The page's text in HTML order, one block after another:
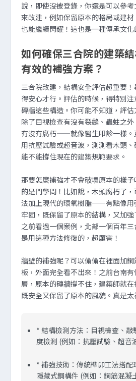
說，即使沒被登錄，你還是可以參
來改建，例如保留原本的格局或建
也能繼續閃耀！這也是一種傳承文化
如何確保三合院的建築
有效的補強方案？
三合院改建，結構安全評估超重要
得安心才行。評估的時候，得特別注
磚牆這些構造。你可能不知道，評估
除了目視檢查有沒有裂縫、蟲蛀之
有沒有腐朽——就像醫生叩診一樣。
用抗壓試驗或超音波，測測看木頭、
能不能撐住現在的建築規範要求。
那要怎麼補強才不會破壞原本的樣
的是門學問！比如說，木頭腐朽了
法加上現代的環氧樹脂——有點像用
牢固，既保留了原本的結構，又加
之前看過一個案例，北部一個百年
是用這種方法修復的，超厲害！
牆壁的補強呢？可以偷偷在裡面加
板，外面完全看不出來！之前台南
層，原本的磚牆撐不住，建築師就在
既安全又保留了原本的風貌。真是太
* 結構檢測方法：目視檢查、敲
度檢測 (例如：抗壓試驗、超音
* 補強技術：傳統榫卯工法搭配
隱藏式鋼構件 (例如：鋼筋混凝